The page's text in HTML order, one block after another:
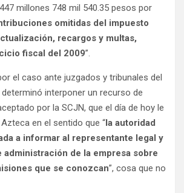
millones 748 mil 540.35 pesos por
omitidas del impuesto
recargos y multas,
fiscal del 2009”.
el caso ante juzgados y tribunales del
interponer un recurso de
por la SCJN, que el día de hoy le
en el sentido que “la autoridad
a informar al representante legal y
administración de la empresa sobre
que se conozcan”, cosa que no